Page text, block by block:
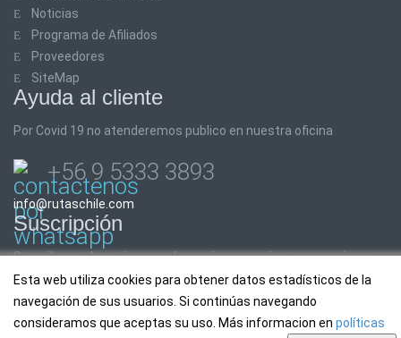
Esta web utiliza cookies para obtener datos estadísticos de la
navegación de sus usuarios. Si continúas navegando
consideramos que aceptas su uso. Más informacion en políticas
Noticias
Programa de Afiliados
Proveedores
SiteMap
Ayuda al cliente
Por Covid 19 no atenderemos publico en nuestra oficina
+56 9 5333 3893
info@rutaschile.com
Suscripción
Suscribase y le enviaremos los mejores precios y promociones
Email: